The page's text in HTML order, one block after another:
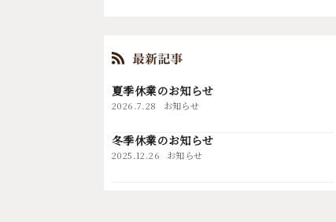
2026.7.28 お知らせ
夏季休業のお知らせ
2025.12.26 お知らせ
冬季休業のお知らせ